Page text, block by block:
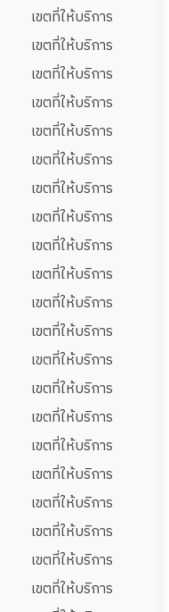
วังสมบูรณ์
ปักธงชัย
สีคิ้ว
หนองบุญมาก
ยแถลง
วังน้ำเขียว
กช่อง
บ้านเหลื่อม
ชุมพวง
แก้งสนามนาง
ลำทะเมนชัย
กระสัง
ละหานทราย
พุทไธสง
ปะคำ
บพลาชัย
ห้วยราช
บ้านใหม่ไชยพจน์
แคนดง
เขตที่ให้บริการ
ท่าตูม
รัตนบุรี
ลำดวน
มดงรัก
ศรีณรงค์
นนนารายณ์
เขตที่ให้บริการ
กันทรารมย์
ปรางค์กู่
อุทุมพรพิสัย
นคูณ
ศรีรัตนะ
เมืองจันทร์
โพธิ์ศรีสุวรรณ
เขตที่ให้บริการ
จะหลวย
เดชอุดม
ทุ่งศรีอุดม
ม่วงสามสิบ
เหล่าเสือโก้ก
โพธิ์ไทร
สำโรง
สิรินธร
เขื่องใน
เขตที่ให้บริการ
กุดชุม
มหาชนะชัย
ไทยเจริญ
เขตที่ให้บริการ
บำเหน็จณรงค์
นสง่า
ภูเขียว
หนองบัวระเหว
หนองบัวแดง
เกษตรสมบูรณ์
เขตที่ให้บริการ
ปทุมราชวงศา
หัวตะพาน
เขตที่ให้บริการ
โนนสัง
นาวัง
เขตที่ให้บริการ
นศิลา
เวียงเก่า
กระนวน
หนองสองห้อง
ภูผาม่าน
นฝาง
พระยืน
งใหญ่
หนองเรือ
เขาสวนกวาง
เขตที่ให้บริการ
หนองวัวซอ
สามหมอ
เพ็ญ
เมืองอุดรธานี
ลรักษ์
หนองแสง
างคอม
นายูง
เขตที่ให้บริการ
องเลย
นาแห้ว
ด่านซ้าย
ระดึง
หนองหิน
เขตที่ให้บริการ
โพนพิสัย
รัตนวาปี
เขตที่ให้บริการ
บรบือ
กุดรัง
ยางสีสุราช
เมืองมหาสารคาม
เขตที่ให้บริการ
ปทุมรัตต์
พนมไพร
องพอก
เสลภูมิ
โพนทราย
ศรีสมเด็จ
ทุ่งเขาหลวง
เขตที่ให้บริการ
กมลาไสย
เขาวง
สขันธ์
คำม่วง
ห้วยผึ้ง
นจาน ฆ้องชัย
เขตที่ให้บริการ
กุดบาก
วาริชภูมิ
ตากล้า
บ้านม่วง
ส่องดาว
เจริญศิลป์
ภูพาน
เขตที่ให้บริการ
ท่าอุเทน
ณูนคร
นาแก
นสวรรค์
นาทม
เขตที่ให้บริการ
ดอนตาล
านใหญ่ หนองสูง
เขตที่ให้บริการ
แม่แจ่ม
แม่ริม
พร้าว
เขตที่ให้บริการ
ลี้
บ้านธิ
เขตที่ให้บริการ
เสริมงาม
เขตที่ให้บริการ